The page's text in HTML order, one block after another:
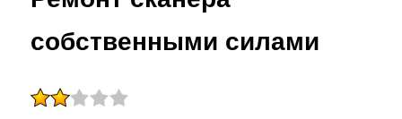
собственными силами